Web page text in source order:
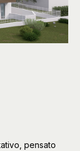
pensato